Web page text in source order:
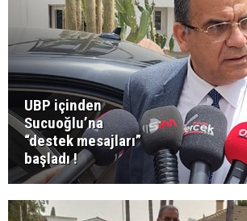
UBP içinden
Sucuoğlu’na
“destek mesajları”
başladı !